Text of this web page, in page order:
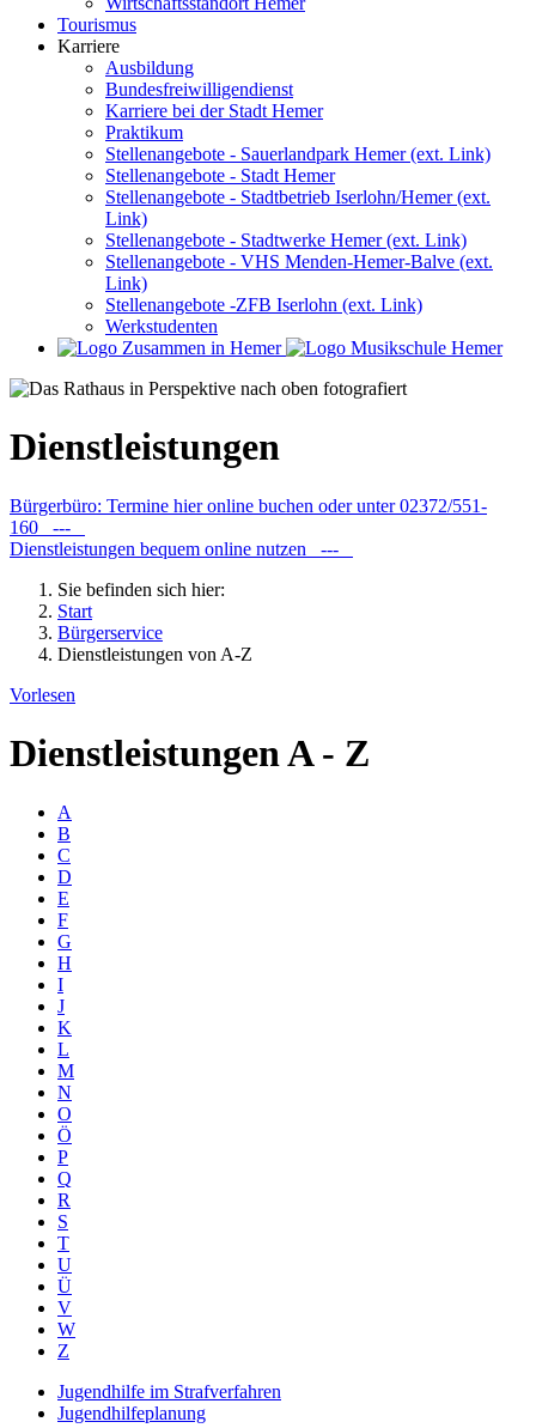
Tourismus
Karriere
Ausbildung
Bundesfreiwilligendienst
Karriere bei der Stadt Hemer
Praktikum
Stellenangebote - Sauerlandpark Hemer (ext. Link)
Stellenangebote - Stadt Hemer
Stellenangebote - Stadtbetrieb Iserlohn/Hemer (ext.
Link)
Stellenangebote - Stadtwerke Hemer (ext. Link)
Stellenangebote - VHS Menden-Hemer-Balve (ext.
Link)
Stellenangebote -ZFB Iserlohn (ext. Link)
Werkstudenten
Dienstleistungen
Bürgerbüro: Termine hier online buchen oder unter 02372/551-
160 ---
Dienstleistungen bequem online nutzen ---
Sie befinden sich hier:
Start
Bürgerservice
Dienstleistungen von A-Z
Vorlesen
Dienstleistungen A - Z
A
B
C
D
E
F
G
H
I
J
K
L
M
N
O
Ö
P
Q
R
S
T
U
Ü
V
W
Z
Jugendhilfe im Strafverfahren
Jugendhilfeplanung